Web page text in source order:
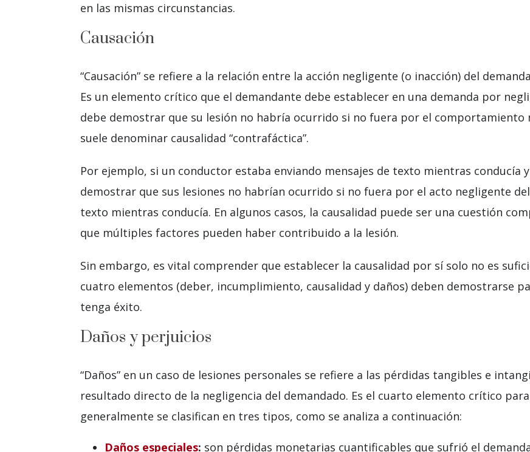
en las mismas circunstancias.
Causación
“Causación” se refiere a la relación entre la acción negligente (o inacción) del
Es un elemento crítico que el demandante debe establecer en una demanda por
debe demostrar que su lesión no habría ocurrido si no fuera por el comportamiento
suele denominar causalidad “contrafáctica”.
Por ejemplo, si un conductor estaba enviando mensajes de texto mientras conducía
demostrar que sus lesiones no habrían ocurrido si no fuera por el acto negligente
texto mientras conducía. En algunos casos, la causalidad puede ser una cuestión
que múltiples factores pueden haber contribuido a la lesión.
Sin embargo, es vital comprender que establecer la causalidad por sí solo no es
cuatro elementos (deber, incumplimiento, causalidad y daños) deben demostrarse
tenga éxito.
Daños y perjuicios
“Daños” en un caso de lesiones personales se refiere a las pérdidas tangibles e
resultado directo de la negligencia del demandado. Es el cuarto elemento crítico
generalmente se clasifican en tres tipos, como se analiza a continuación:
Daños especiales: son pérdidas monetarias cuantificables que sufrió el